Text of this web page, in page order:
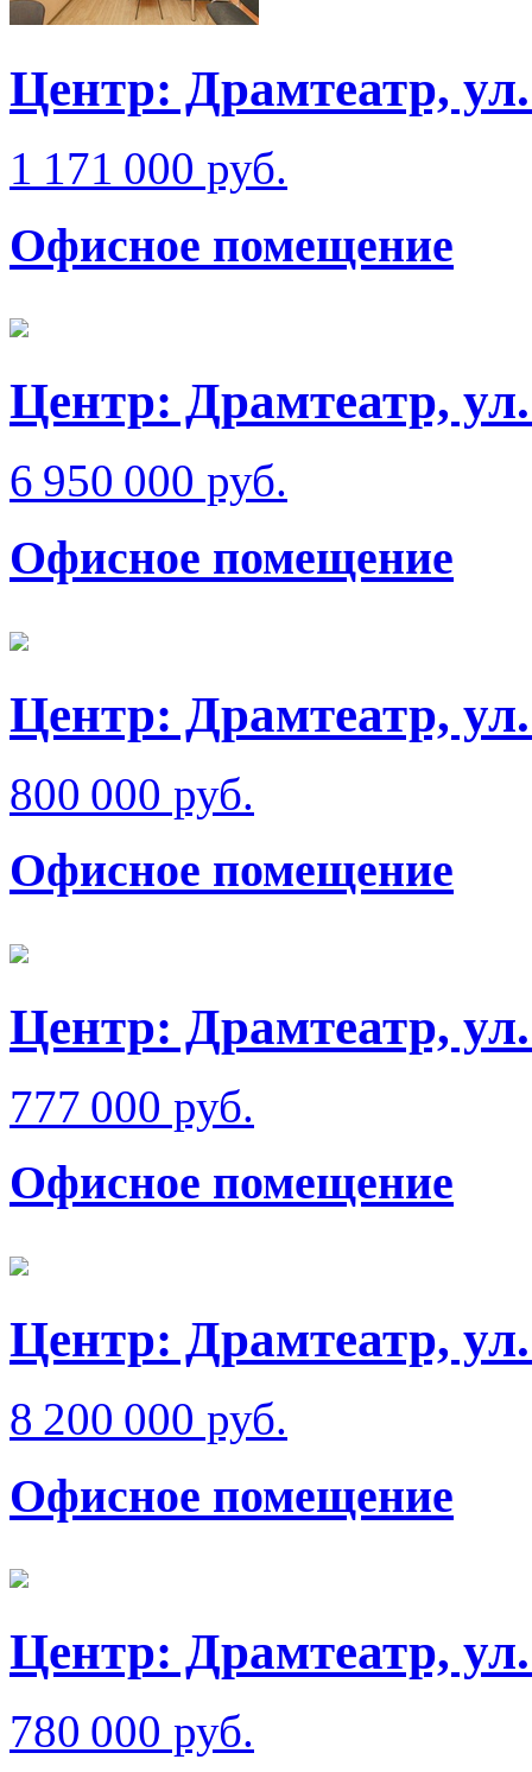
Центр: Драмтеатр,
1 171 000 руб.
Офисное помещение
Центр: Драмтеатр,
6 950 000 руб.
Офисное помещение
Центр: Драмтеатр,
800 000 руб.
Офисное помещение
Центр: Драмтеатр,
777 000 руб.
Офисное помещение
Центр: Драмтеатр,
8 200 000 руб.
Офисное помещение
Центр: Драмтеатр,
780 000 руб.